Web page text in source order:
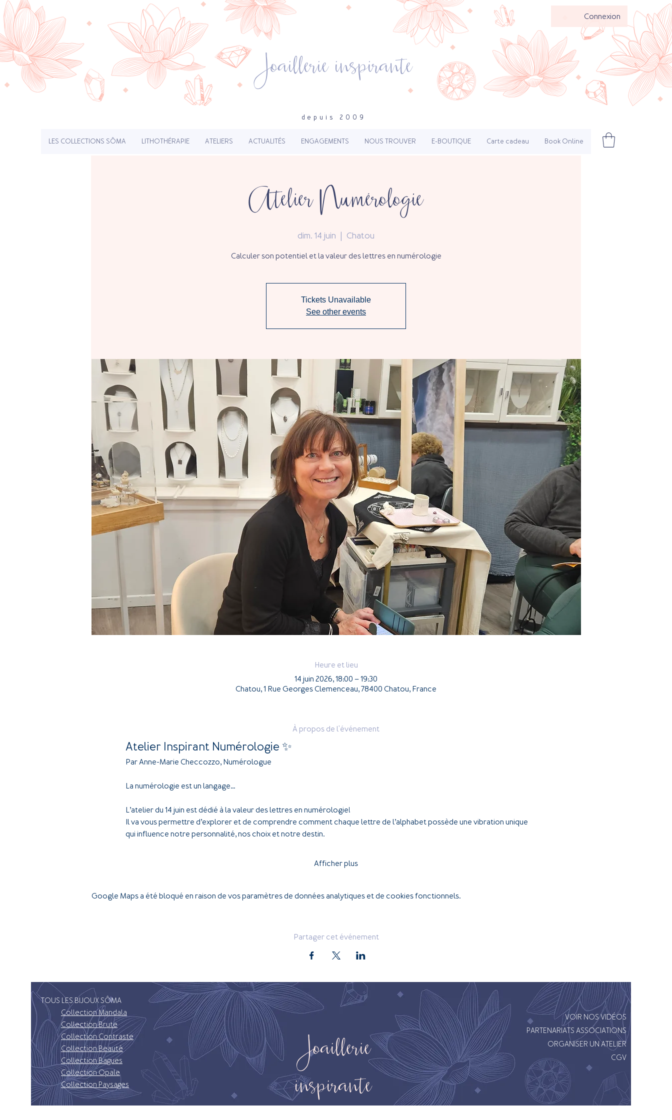
Joaillerie inspirante
depuis 2009
Connexion
LES COLLECTIONS SÔMA LITHOTHÉRAPIE ATELIERS ACTUALITÉS ENGAGEMENTS NOUS TROUVER E-BOUTIQUE Carte cadeau Book Online
Atelier Numérologie
dim. 14 juin
  |
Chatou
Calculer son potentiel et la valeur des lettres en numérologie
Tickets Unavailable
See other events
Heure et lieu
14 juin 2026, 18:00 – 19:30
Chatou, 1 Rue Georges Clemenceau, 78400 Chatou, France
À propos de l'événement
Atelier Inspirant Numérologie ✨
Par Anne-Marie Checcozzo, Numérologue
La numérologie est un langage...
L’atelier du 14 juin est dédié à la valeur des lettres en numérologie!
Il va vous permettre d’explorer et de comprendre comment chaque lettre de l’alphabet possède une vibration unique
qui influence notre personnalité, nos choix et notre destin.
Afficher plus
Google Maps a été bloqué en raison de vos paramètres de données analytiques et de cookies fonctionnels.
Partager cet événement
Joaillerie
inspirante
TOUS LES BIJOUX SÔMA
Collection Mandala
Collection Brute
Collection Contraste
Collection Beauté
Collection Bagues
Collection Opale
Collection Paysages
VOIR NOS VIDÉOS
PARTENARIATS ASSOCIATIONS
ORGANISER UN ATELIER
CGV